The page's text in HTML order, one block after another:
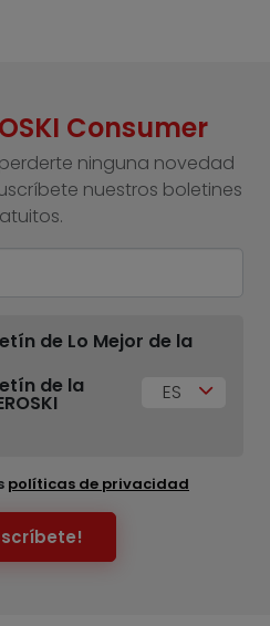
Consumer
ninguna novedad
nuestros boletines
de Lo Mejor de la
de la
ES
políticas de privacidad